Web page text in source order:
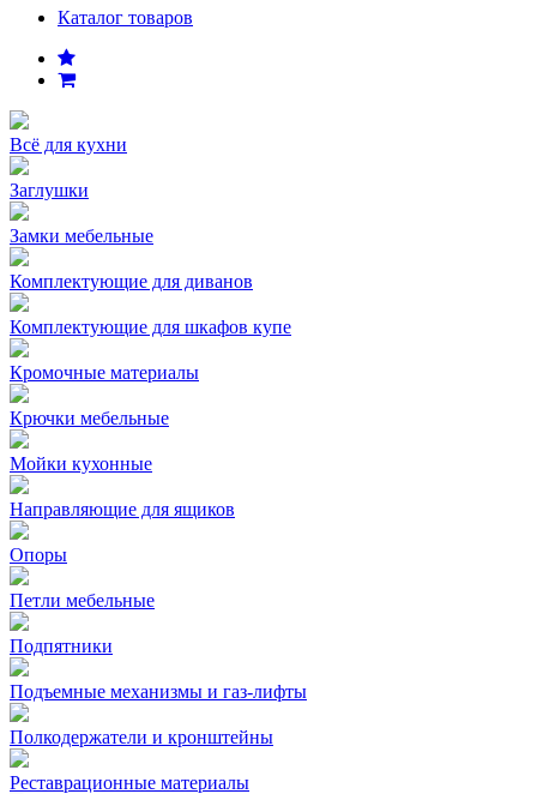
Каталог товаров
Всё для кухни
Заглушки
Замки мебельные
Комплектующие для диванов
Комплектующие для шкафов купе
Кромочные материалы
Крючки мебельные
Мойки кухонные
Направляющие для ящиков
Опоры
Петли мебельные
Подпятники
Подъемные механизмы и газ-лифты
Полкодержатели и кронштейны
Реставрационные материалы